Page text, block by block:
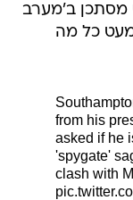
מסתכן ב'מערב
כל מה
from his
asked if he
'spygate'
clash with